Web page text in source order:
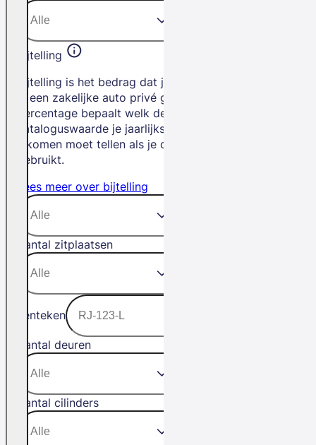
Bijtelling
Bijtelling is het bedrag dat je betaalt als
je een zakelijke auto privé gebruikt. Het
percentage bepaalt welk deel van de
cataloguswaarde je jaarlijks bij je
inkomen moet tellen als je de auto privé
gebruikt.
Lees meer over bijtelling
Aantal zitplaatsen
Kenteken
Aantal deuren
Aantal cilinders